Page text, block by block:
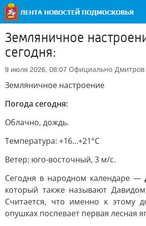
Земляничное
сегодня:
9 июля 2026, 08:07 Официально Дмитров
Земляничное настроение
Погода сегодня:
Облачно, дождь.
Температура: +16…+21°C
Ветер: юго-восточный, 3 м/с.
Сегодня в народном календаре —
который также называют
Считается, что именно к этому
опушках поспевает первая лесная